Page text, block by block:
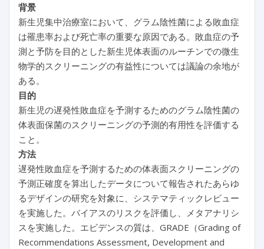
背景
新生児集中治療室において、グラム陰性菌による敗血症
は罹患率および死亡率の重要な原因である。敗血症の予
測と予防を目的とした新生児体表面のルーチンでの微生
物学的スクリーニングの有益性については議論の余地が
ある。
目的
新生児の遅発性敗血症を予測するためのグラム陰性菌の
体表面保菌のスクリーニングの予測的有用性を評価する
こと。
方法
遅発性敗血症を予測するための体表面スクリーニングの
予測正確度を算出したデータについて報告されたあらゆ
るデザインの研究を対象に、システマティックレビュー
を実施した。バイアスのリスクを評価し、メタアナリシ
スを実施した。エビデンスの質は、GRADE（Grading of
Recommendations Assessment, Development and